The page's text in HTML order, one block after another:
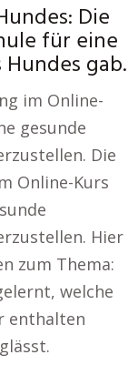
Die
für eine
gab.
im Online-
gesunde
Die
Online-Kurs
Hier
zum Thema:
welche
enthalten